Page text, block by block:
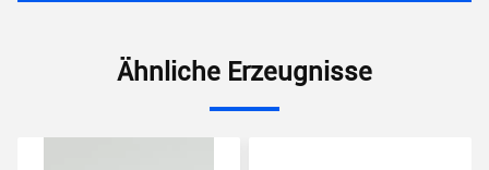
Ähnliche Erzeugnisse